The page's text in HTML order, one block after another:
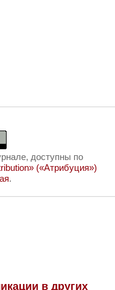
доступны по
(«Атрибуция»)
.
в других